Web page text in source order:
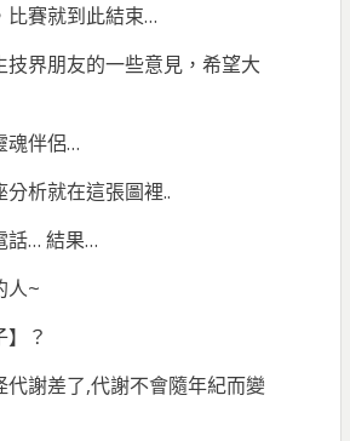
比賽就到此結束…
技界朋友的一些意見，希望大
魂伴侶…
析就在這張圖裡..
話… 結果…
人~
？
代謝差了,代謝不會隨年紀而變